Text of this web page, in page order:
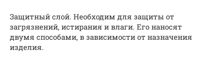
Защитный слой. Необходим для защиты от
загрязнений, истирания и влаги. Его наносят
двумя способами, в зависимости от назначения
изделия.